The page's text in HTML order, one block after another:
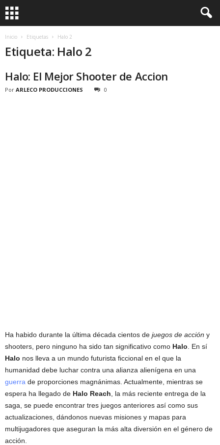
Inicio Etiquetas Halo 2
Etiqueta: Halo 2
Halo: El Mejor Shooter de Accion
Por ARLECO PRODUCCIONES 0
Ha habido durante la última década cientos de juegos de acción y
shooters, pero ninguno ha sido tan significativo como Halo . En sí
Halo nos lleva a un mundo futurista ficcional en el que la
humanidad debe luchar contra una alianza alienígena en una
guerra de proporciones magnánimas. Actualmente, mientras se
espera ha llegado de Halo Reach , la más reciente entrega de la
saga, se puede encontrar tres juegos anteriores así como sus
actualizaciones, dándonos nuevas misiones y mapas para
multijugadores que aseguran la más alta diversión en el género de
acción.